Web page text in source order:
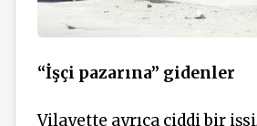
“İşçi pazarına” gidenler
Vilayette ayrıca ciddi bir